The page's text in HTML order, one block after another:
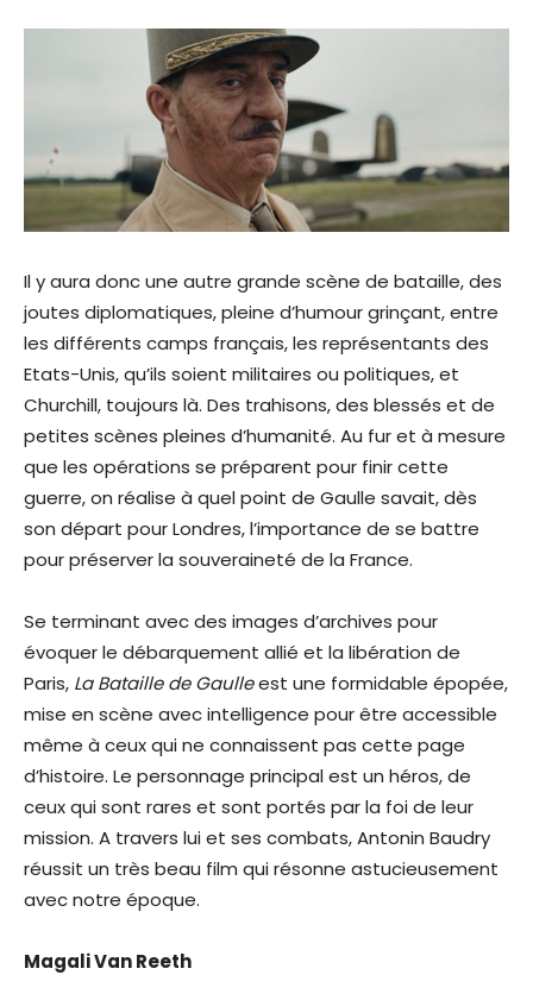
Il y aura donc une autre grande scène de bataille, des
joutes diplomatiques, pleine d’humour grinçant, entre
les différents camps français, les représentants des
Etats-Unis, qu’ils soient militaires ou politiques, et
Churchill, toujours là. Des trahisons, des blessés et de
petites scènes pleines d’humanité. Au fur et à mesure
que les opérations se préparent pour finir cette
guerre, on réalise à quel point de Gaulle savait, dès
son départ pour Londres, l’importance de se battre
pour préserver la souveraineté de la France.
Se terminant avec des images d’archives pour
évoquer le débarquement allié et la libération de
Paris, La Bataille de Gaulleest une formidable épopée,
mise en scène avec intelligence pour être accessible
même à ceux qui ne connaissent pas cette page
d’histoire. Le personnage principal est un héros, de
ceux qui sont rares et sont portés par la foi de leur
mission. A travers lui et ses combats, Antonin Baudry
réussit un très beau film qui résonne astucieusement
avec notre époque.
Magali Van Reeth